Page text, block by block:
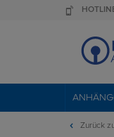
Zurück